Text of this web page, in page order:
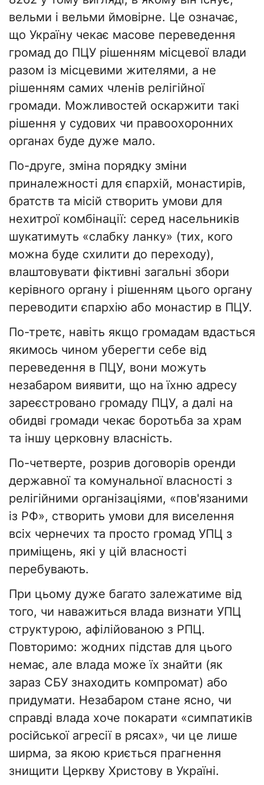
вельми і вельми ймовірне. Це означає,
що Україну чекає масове переведення
громад до ПЦУ рішенням місцевої влади
разом із місцевими жителями, а не
рішенням самих членів релігійної
громади. Можливостей оскаржити такі
рішення у судових чи правоохоронних
органах буде дуже мало.
По-друге, зміна порядку зміни
приналежності для єпархій, монастирів,
братств та місій створить умови для
нехитрої комбінації: серед насельників
шукатимуть «слабку ланку» (тих, кого
можна буде схилити до переходу),
влаштовувати фіктивні загальні збори
керівного органу і рішенням цього органу
переводити єпархію або монастир в ПЦУ.
По-третє, навіть якщо громадам вдасться
якимось чином уберегти себе від
переведення в ПЦУ, вони можуть
незабаром виявити, що на їхню адресу
зареєстровано громаду ПЦУ, а далі на
обидві громади чекає боротьба за храм
та іншу церковну власність.
По-четверте, розрив договорів оренди
державної та комунальної власності з
релігійними організаціями, «пов'язаними
із РФ», створить умови для виселення
всіх чернечих та просто громад УПЦ з
приміщень, які у цій власності
перебувають.
При цьому дуже багато залежатиме від
того, чи наважиться влада визнати УПЦ
структурою, афілійованою з РПЦ.
Повторимо: жодних підстав для цього
немає, але влада може їх знайти (як
зараз СБУ знаходить компромат) або
придумати. Незабаром стане ясно, чи
справді влада хоче покарати «симпатиків
російської агресії в рясах», чи це лише
ширма, за якою криється прагнення
знищити Церкву Христову в Україні.